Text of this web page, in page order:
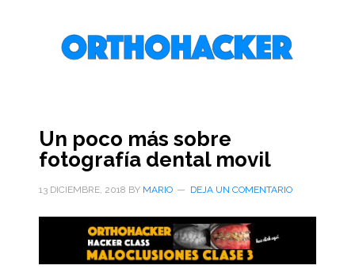
Un poco más sobre
fotografía dental movil
13 DICIEMBRE, 2018 BY MARIO DEJA UN COMENTARIO